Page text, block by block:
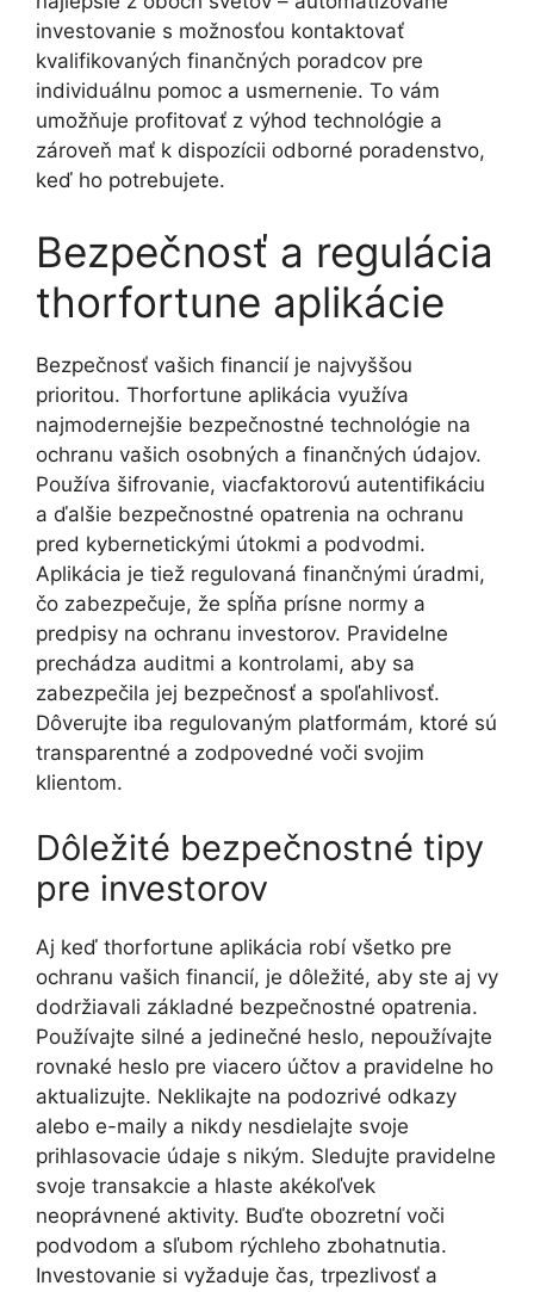
investovanie s možnosťou kontaktovať
kvalifikovaných finančných poradcov pre
individuálnu pomoc a usmernenie. To vám
umožňuje profitovať z výhod technológie a
zároveň mať k dispozícii odborné poradenstvo,
keď ho potrebujete.
Bezpečnosť a regulácia
thorfortune aplikácie
Bezpečnosť vašich financií je najvyššou
prioritou. Thorfortune aplikácia využíva
najmodernejšie bezpečnostné technológie na
ochranu vašich osobných a finančných údajov.
Používa šifrovanie, viacfaktorovú autentifikáciu
a ďalšie bezpečnostné opatrenia na ochranu
pred kybernetickými útokmi a podvodmi.
Aplikácia je tiež regulovaná finančnými úradmi,
čo zabezpečuje, že spĺňa prísne normy a
predpisy na ochranu investorov. Pravidelne
prechádza auditmi a kontrolami, aby sa
zabezpečila jej bezpečnosť a spoľahlivosť.
Dôverujte iba regulovaným platformám, ktoré sú
transparentné a zodpovedné voči svojim
klientom.
Dôležité bezpečnostné tipy
pre investorov
Aj keď thorfortune aplikácia robí všetko pre
ochranu vašich financií, je dôležité, aby ste aj vy
dodržiavali základné bezpečnostné opatrenia.
Používajte silné a jedinečné heslo, nepoužívajte
rovnaké heslo pre viacero účtov a pravidelne ho
aktualizujte. Neklikajte na podozrivé odkazy
alebo e-maily a nikdy nesdielajte svoje
prihlasovacie údaje s nikým. Sledujte pravidelne
svoje transakcie a hlaste akékoľvek
neoprávnené aktivity. Buďte obozretní voči
podvodom a sľubom rýchleho zbohatnutia.
Investovanie si vyžaduje čas, trpezlivosť a